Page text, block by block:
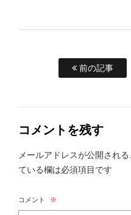
前の記事
コメントを残す
メールアドレスが公開される
ている欄は必須項目です
コメント ※